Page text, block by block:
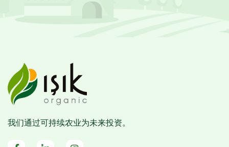
我们通过可持续农业为未来投资。